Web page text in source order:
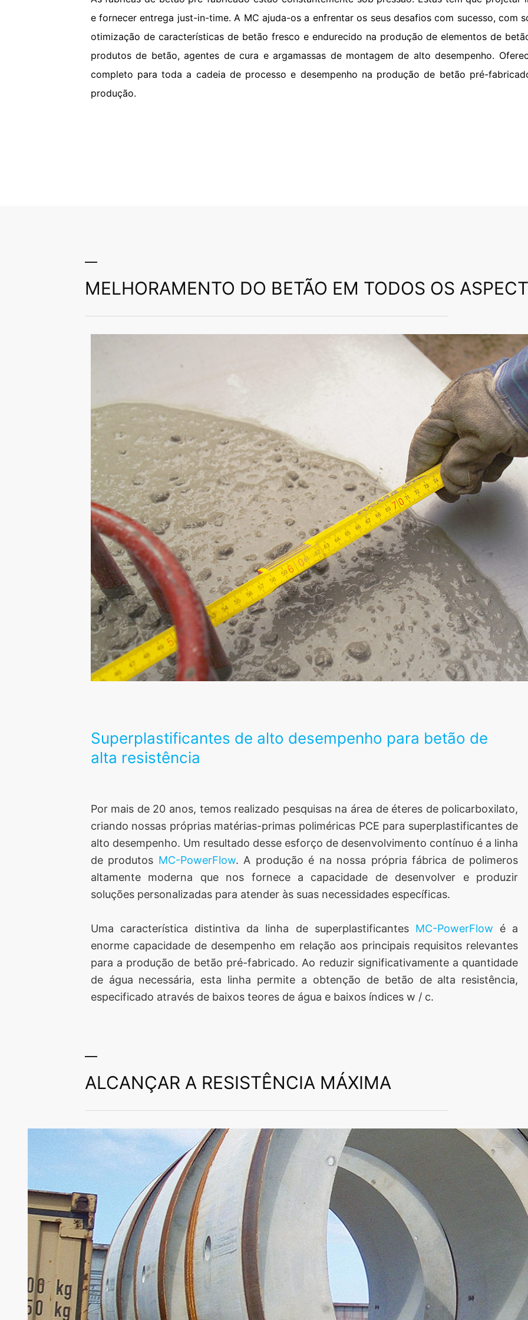
e fornecer entrega just-in-time. A MC ajuda-os a enfrentar os seus desafios com sucesso, com
otimização de características de betão fresco e endurecido na produção de elementos de
produtos de betão, agentes de cura e argamassas de montagem de alto desempenho.
completo para toda a cadeia de processo e desempenho na produção de betão pré-
produção.
MELHORAMENTO DO BETÃO EM TODOS OS
Superplastificantes de alto desempenho para betão de
alta resistência
Por mais de 20 anos, temos realizado pesquisas na área de éteres de policarboxilato,
criando nossas próprias matérias-primas poliméricas PCE para superplastificantes de
alto desempenho. Um resultado desse esforço de desenvolvimento contínuo é a linha
de produtos MC-PowerFlow. A produção é na nossa própria fábrica de polimeros
altamente moderna que nos fornece a capacidade de desenvolver e produzir
soluções personalizadas para atender às suas necessidades específicas.
Uma característica distintiva da linha de superplastificantes MC-PowerFlow é a
enorme capacidade de desempenho em relação aos principais requisitos relevantes
para a produção de betão pré-fabricado. Ao reduzir significativamente a quantidade
de água necessária, esta linha permite a obtenção de betão de alta resistência,
especificado através de baixos teores de água e baixos índices w / c.
ALCANÇAR A RESISTÊNCIA MÁXIMA